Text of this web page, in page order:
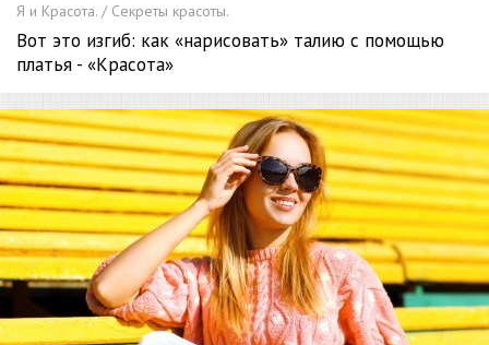
Я и Красота. / Секреты красоты.
Вот это изгиб: как «нарисовать» талию с помощью
платья - «Красота»